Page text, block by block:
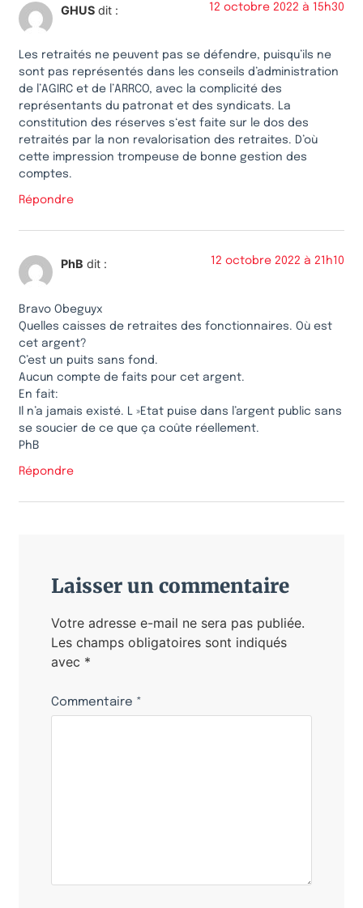
GHUS dit : 12 octobre 2022 à 15h30
Les retraités ne peuvent pas se défendre, puisqu’ils ne
sont pas représentés dans les conseils d’administration
de l’AGIRC et de l’ARRCO, avec la complicité des
représentants du patronat et des syndicats. La
constitution des réserves s‘est faite sur le dos des
retraités par la non revalorisation des retraites. D’où
cette impression trompeuse de bonne gestion des
comptes.
Répondre
PhB dit : 12 octobre 2022 à 21h10
Bravo Obeguyx
Quelles caisses de retraites des fonctionnaires. Où est
cet argent?
C’est un puits sans fond.
Aucun compte de faits pour cet argent.
En fait:
Il n’a jamais existé. L »Etat puise dans l’argent public sans
se soucier de ce que ça coûte réellement.
PhB
Répondre
Laisser un commentaire
Votre adresse e-mail ne sera pas publiée.
Les champs obligatoires sont indiqués
avec *
Commentaire *